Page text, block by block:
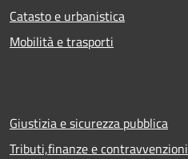
Catasto e urbanistica
Mobilità e trasporti
Giustizia e sicurezza pubblica
Tributi,finanze e contravvenzioni